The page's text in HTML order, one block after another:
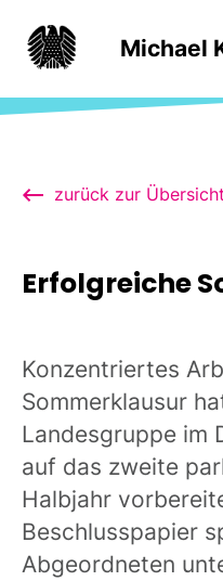
Michael
zurück zur Übersicht
Erfolgreiche
Konzentriertes
Sommerklausur
Landesgruppe im
auf das zweite
Halbjahr
Beschlusspapier
Abgeordneten